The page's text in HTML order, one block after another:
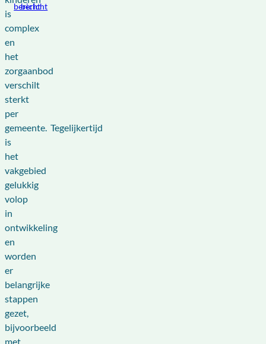
is
complex
en
het
zorgaanbod
verschilt
sterkt
per
gemeente. Tegelijkertijd
is
het
vakgebied
gelukkig
volop
in
ontwikkeling
en
worden
er
belangrijke
stappen
gezet,
bijvoorbeeld
met
bericht
bericht